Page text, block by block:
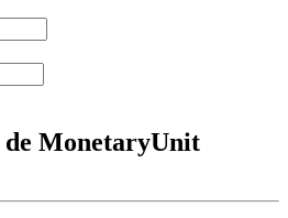
MonetaryUnit